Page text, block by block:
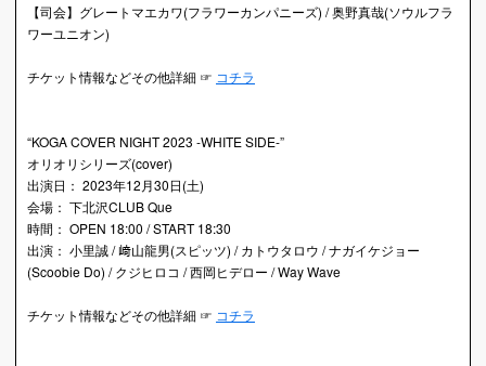
【司会】グレートマエカワ(フラワーカンパニーズ) / 奥野真哉(ソウルフラ
ワーユニオン)
チケット情報などその他詳細 ☞ コチラ
“KOGA COVER NIGHT 2023 -WHITE SIDE-”
オリオリシリーズ(cover)
出演日： 2023年12月30日(土)
会場： 下北沢CLUB Que
時間： OPEN 18:00 / START 18:30
出演： 小里誠 / 﨑山龍男(スピッツ) / カトウタロウ / ナガイケジョー
(Scoobie Do) / クジヒロコ / 西岡ヒデロー / Way Wave
チケット情報などその他詳細 ☞ コチラ